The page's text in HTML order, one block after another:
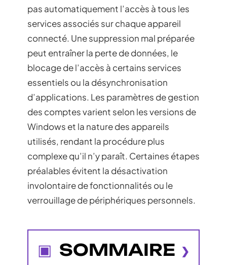
pas automatiquement l’accès à tous les
services associés sur chaque appareil
connecté. Une suppression mal préparée
peut entraîner la perte de données, le
blocage de l’accès à certains services
essentiels ou la désynchronisation
d’applications. Les paramètres de gestion
des comptes varient selon les versions de
Windows et la nature des appareils
utilisés, rendant la procédure plus
complexe qu’il n’y paraît. Certaines étapes
préalables évitent la désactivation
involontaire de fonctionnalités ou le
verrouillage de périphériques personnels.
SOMMAIRE